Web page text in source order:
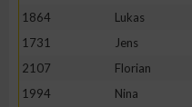
1864
Lukas
1731
Jens
2107
Florian
1994
Nina